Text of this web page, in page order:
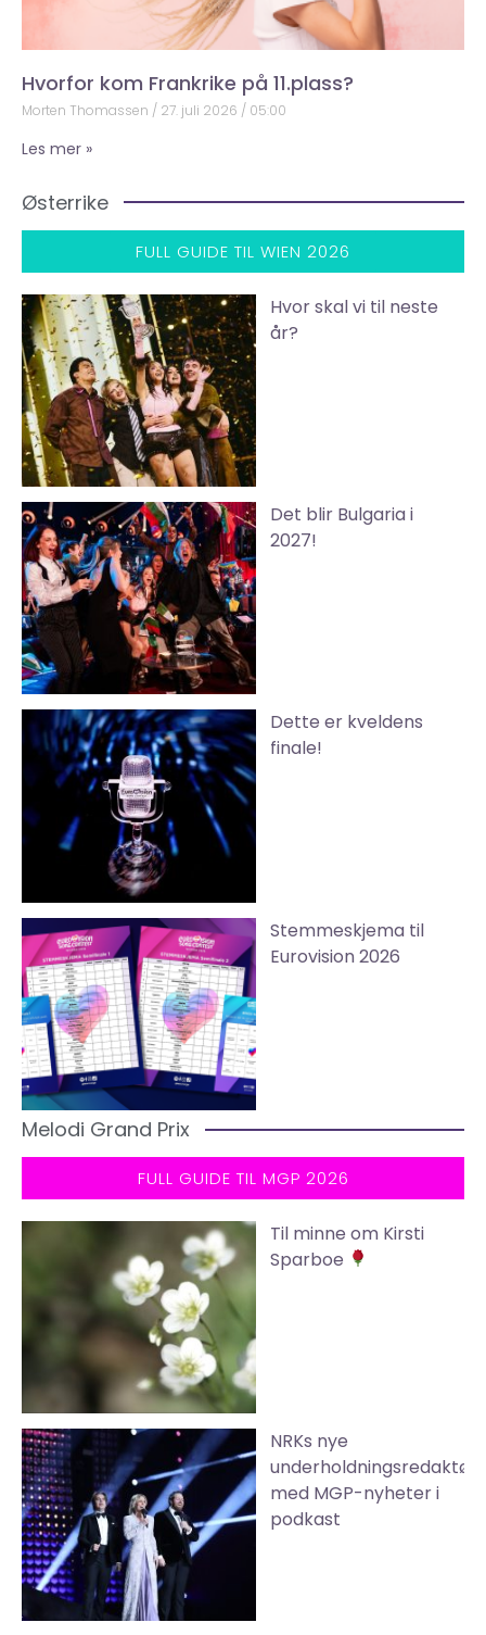
Hvorfor kom Frankrike på 11.plass?
Morten Thomassen 27. juli 2026 05:00
Les mer »
Østerrike
FULL GUIDE TIL WIEN 2026
Hvor skal vi til neste
år?
Det blir Bulgaria i
2027!
Dette er kveldens
finale!
Stemmeskjema til
Eurovision 2026
Melodi Grand Prix
FULL GUIDE TIL MGP 2026
Til minne om Kirsti
Sparboe
NRKs nye
underholdningsredaktør
med MGP-nyheter i
podkast